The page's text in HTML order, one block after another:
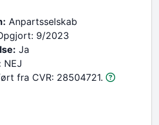
Anpartsselskab
9/2023
Ja
NEJ
fra CVR: 28504721.